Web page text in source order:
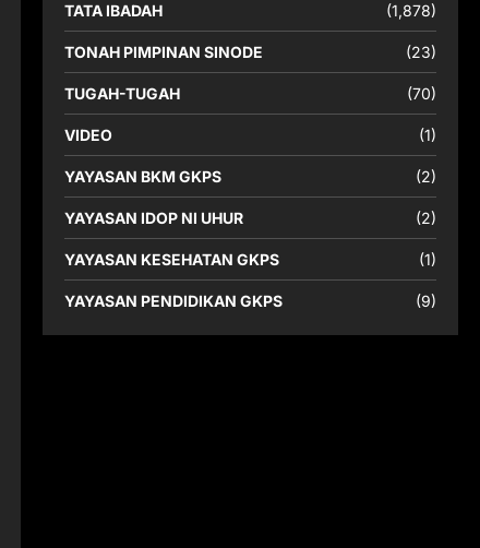
TATA IBADAH (1,878)
TONAH PIMPINAN SINODE (23)
TUGAH-TUGAH (70)
VIDEO (1)
YAYASAN BKM GKPS (2)
YAYASAN IDOP NI UHUR (2)
YAYASAN KESEHATAN GKPS (1)
YAYASAN PENDIDIKAN GKPS (9)